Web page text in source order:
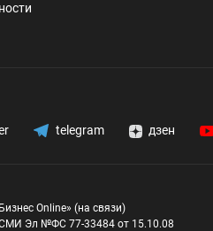
telegram дзен
Online» (на связи)
СМИ Эл №ФС 77-33484 от 15.10.08